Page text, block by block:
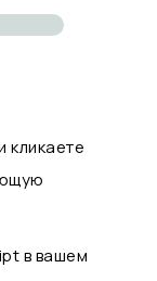
кликаете
в вашем